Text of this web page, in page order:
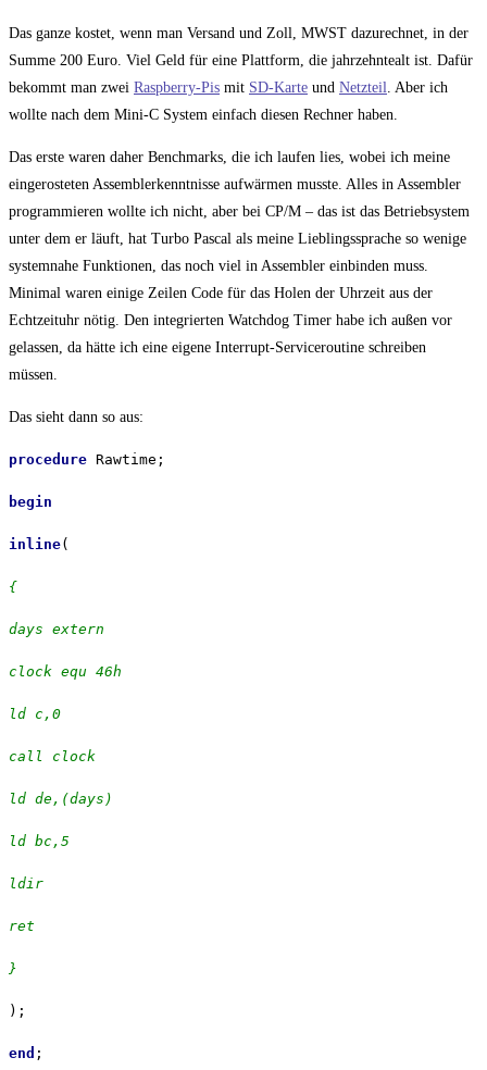
Das ganze kostet, wenn man Versand und Zoll, MWST dazurechnet, in der
Summe 200 Euro. Viel Geld für eine Plattform, die jahrzehntealt ist. Dafür
bekommt man zwei Raspberry-Pis mit SD-Karte und Netzteil
. Aber ich
wollte nach dem Mini-C System einfach diesen Rechner haben.
Das erste waren daher Benchmarks, die ich laufen lies, wobei ich meine
eingerosteten Assemblerkenntnisse aufwärmen musste. Alles in Assembler
programmieren wollte ich nicht, aber bei CP/M – das ist das Betriebsystem
unter dem er läuft, hat Turbo Pascal als meine Lieblingssprache so wenige
systemnahe Funktionen, das noch viel in Assembler einbinden muss.
Minimal waren einige Zeilen Code für das Holen der Uhrzeit aus der
Echtzeituhr nötig. Den integrierten Watchdog Timer habe ich außen vor
gelassen, da hätte ich eine eigene Interrupt-Serviceroutine schreiben
müssen.
Das sieht dann so aus:
procedure Rawtime;
begin
inline(
{
days extern
clock equ 46h
ld c,0
call clock
ld de,(days)
ld bc,5
ldir
ret
}
);
end ;